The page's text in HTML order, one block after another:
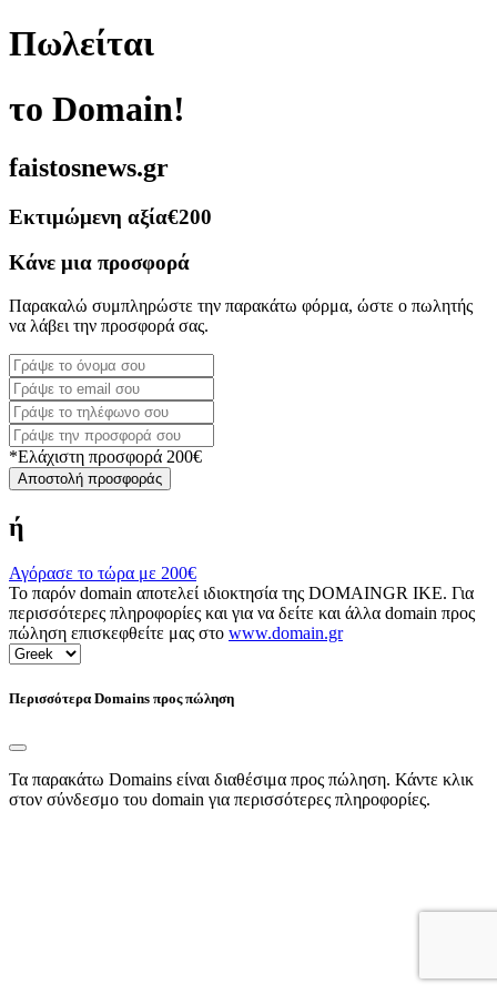
Πωλείται
το Domain!
faistosnews.gr
Εκτιμώμενη αξία€200
Κάνε μια προσφορά
Παρακαλώ συμπληρώστε την παρακάτω φόρμα, ώστε ο πωλητής
να λάβει την προσφορά σας.
*Ελάχιστη προσφορά 200€
Αποστολή προσφοράς
ή
Αγόρασε το τώρα με 200€
Το παρόν domain αποτελεί ιδιοκτησία της DOMAINGR ΙΚΕ. Για
περισσότερες πληροφορίες και για να δείτε και άλλα domain προς
πώληση επισκεφθείτε μας στο www.domain.gr
Περισσότερα Domains προς πώληση
Τα παρακάτω Domains είναι διαθέσιμα προς πώληση. Κάντε κλικ
στον σύνδεσμο του domain για περισσότερες πληροφορίες.